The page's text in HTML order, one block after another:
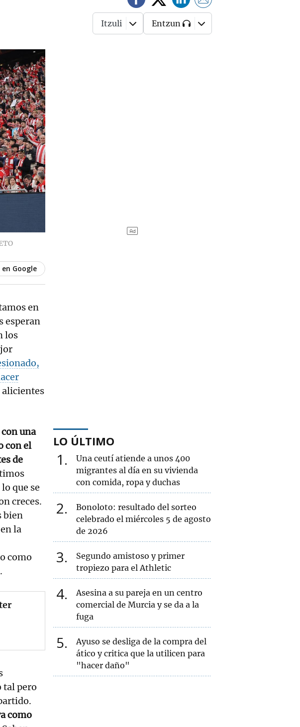
Itzuli Entzun
Google
en
esperan
los
alicientes
una
con el
de
que se
creces.
bien
la
como
tal pero
como
LO ÚLTIMO
1
Una ceutí atiende a unos 400
migrantes al día en su vivienda
con comida, ropa y duchas
2
Bonoloto: resultado del sorteo
celebrado el miércoles 5 de agosto
de 2026
3
Segundo amistoso y primer
tropiezo para el Athletic
4
Asesina a su pareja en un centro
comercial de Murcia y se da a la
fuga
5
Ayuso se desliga de la compra del
ático y critica que la utilicen para
"hacer daño"